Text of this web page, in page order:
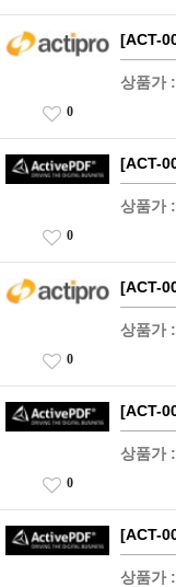
[ACT-
상품가 :
0
[ACT-
상품가 :
0
[ACT-
상품가 :
0
[ACT-
상품가 :
0
[ACT-
상품가 :